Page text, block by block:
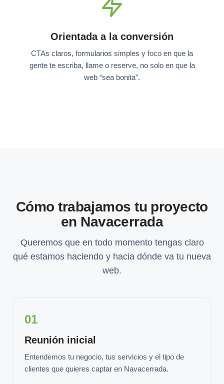
Orientada a la conversión
CTAs claros, formularios simples y foco en que la
gente te escriba, llame o reserve, no solo en que la
web “sea bonita”.
Cómo trabajamos tu proyecto
en Navacerrada
Queremos que en todo momento tengas claro
qué estamos haciendo y hacia dónde va tu nueva
web.
01
Reunión inicial
Entendemos tu negocio, tus servicios y el tipo de
clientes que quieres captar en Navacerrada.